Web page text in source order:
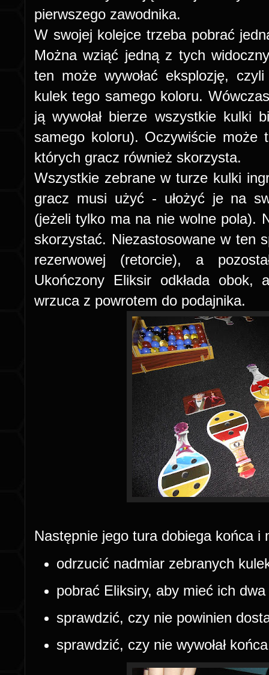
pierwszego zawodnika.
W swojej kolejce trzeba pobrać
Można wziąć jedną z tych
ten może wywołać eksplozję,
kulek tego samego koloru.
ją wywołał bierze wszystkie kulki
samego koloru). Oczywiście może
których gracz również skorzysta.
Wszystkie zebrane w turze kulki
gracz musi użyć - ułożyć je na
(jeżeli tylko ma na nie wolne pola).
skorzystać. Niezastosowane w ten
rezerwowej (retorcie), a
Ukończony Eliksir odkłada
wrzuca z powrotem do podajnika.
Następnie jego tura dobiega końca i
odrzucić nadmiar zebranych
pobrać Eliksiry, aby mieć ich
sprawdzić, czy nie powinien
sprawdzić, czy nie wywołał